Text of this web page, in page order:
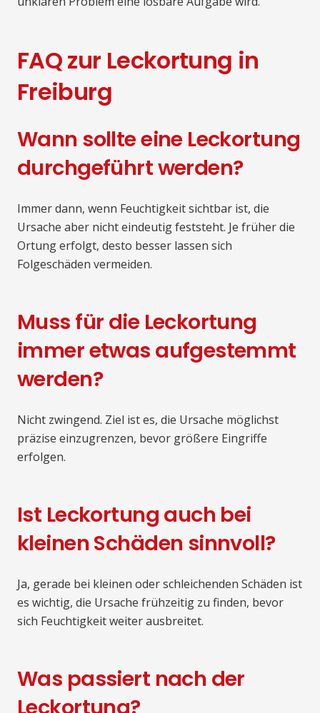
FAQ zur Leckortung in
Freiburg
Wann sollte eine Leckortung
durchgeführt werden?
Immer dann, wenn Feuchtigkeit sichtbar ist, die
Ursache aber nicht eindeutig feststeht. Je früher die
Ortung erfolgt, desto besser lassen sich
Folgeschäden vermeiden.
Muss für die Leckortung
immer etwas aufgestemmt
werden?
Nicht zwingend. Ziel ist es, die Ursache möglichst
präzise einzugrenzen, bevor größere Eingriffe
erfolgen.
Ist Leckortung auch bei
kleinen Schäden sinnvoll?
Ja, gerade bei kleinen oder schleichenden Schäden ist
es wichtig, die Ursache frühzeitig zu finden, bevor
sich Feuchtigkeit weiter ausbreitet.
Was passiert nach der
Leckortung?